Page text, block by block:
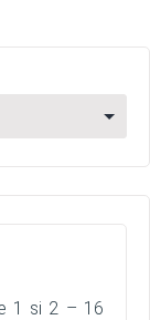
1 si 2 – 16